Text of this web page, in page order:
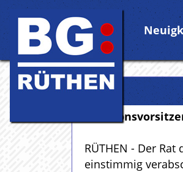
RÜTHEN - Der
einstimmig